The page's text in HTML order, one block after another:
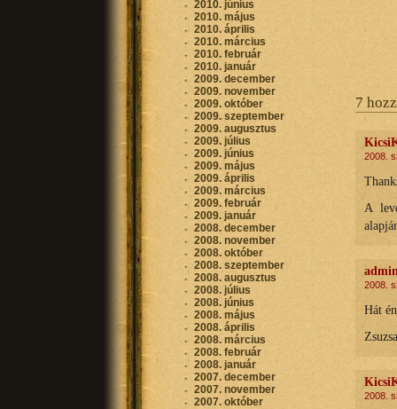
7
2008.
A
2008.
Hát
Zsuzsa
2008.
2010. június
2010. május
2010. április
2010. március
2010. február
2010. január
2009. december
2009. november
2009. október
2009. szeptember
2009. augusztus
2009. július
2009. június
2009. május
2009. április
2009. március
2009. február
2009. január
2008. december
2008. november
2008. október
2008. szeptember
2008. augusztus
2008. július
2008. június
2008. május
2008. április
2008. március
2008. február
2008. január
2007. december
2007. november
2007. október